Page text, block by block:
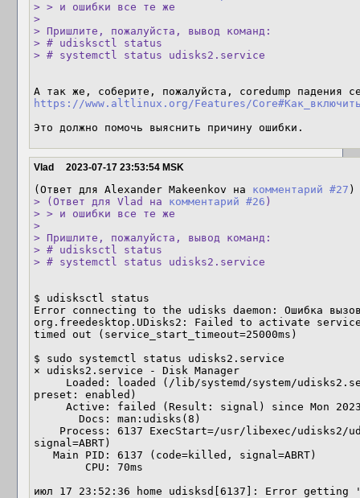
> > и ошибки все те же
>
> Пришлите, пожалуйста, вывод команд:
> # udisksctl status
> # systemctl status udisks2.service
https://www.altlinux.org/Features/
Это должно помочь выяснить причину ошибки.
Vlad 2023-07-17 23:53:54 MSK
(Ответ для Alexander Makeenkov на комментарий #27
> (Ответ для Vlad на комментарий #26 )
> > и ошибки все те же
>
> Пришлите, пожалуйста, вывод команд:
> # udisksctl status
> # systemctl status udisks2.service
$ udisksctl status
Error connecting to the udisks daemon: Ошибка
org.freedesktop.UDisks2: Failed to activate
timed out (service_start_timeout=25000ms)
$ sudo systemctl status udisks2.service
× udisks2.service - Disk Manager
preset: enabled)
signal=ABRT)
июл 17 23:52:36 home udisksd[6137]: Error